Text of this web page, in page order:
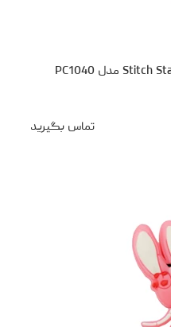
فلش مموری دایا دیتا طرح Stitch Standing مدل PC1040
تماس بگیرید